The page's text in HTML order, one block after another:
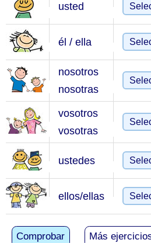
usted
él / ella
nosotros
nosotras
vosotros
vosotras
ustedes
ellos/ellas
Comprobar Más